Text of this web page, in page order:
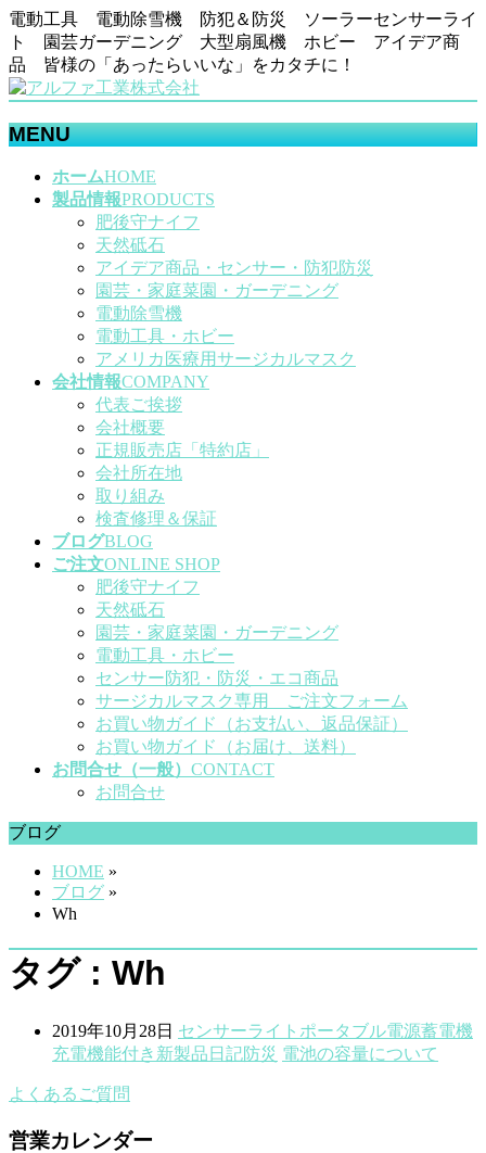
電動工具 電動除雪機 防犯＆防災 ソーラーセンサーライ
ト 園芸ガーデニング 大型扇風機 ホビー アイデア商
品 皆様の「あったらいいな」をカタチに！
MENU
ホームHOME
製品情報PRODUCTS
肥後守ナイフ
天然砥石
アイデア商品・センサー・防犯防災
園芸・家庭菜園・ガーデニング
電動除雪機
電動工具・ホビー
アメリカ医療用サージカルマスク
会社情報COMPANY
代表ご挨拶
会社概要
正規販売店「特約店」
会社所在地
取り組み
検査修理＆保証
ブログBLOG
ご注文ONLINE SHOP
肥後守ナイフ
天然砥石
園芸・家庭菜園・ガーデニング
電動工具・ホビー
センサー防犯・防災・エコ商品
サージカルマスク専用 ご注文フォーム
お買い物ガイド（お支払い、返品保証）
お買い物ガイド（お届け、送料）
お問合せ（一般） CONTACT
お問合せ
ブログ
HOME »
ブログ »
Wh
タグ : Wh
2019年10月28日 センサーライト ポータブル電源蓄電機
充電機能付き 新製品 日記防災 電池の容量について
よくあるご質問
営業カレンダー